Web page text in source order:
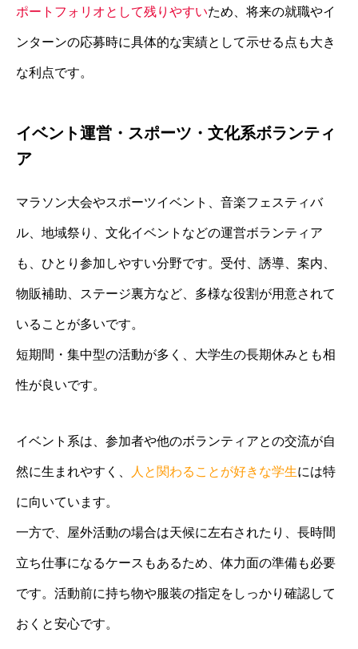
ポートフォリオとして残りやすいため、将来の就職やイ
ンターンの応募時に具体的な実績として示せる点も大き
な利点です。
イベント運営・スポーツ・文化系ボランティ
ア
マラソン大会やスポーツイベント、音楽フェスティバ
ル、地域祭り、文化イベントなどの運営ボランティア
も、ひとり参加しやすい分野です。受付、誘導、案内、
物販補助、ステージ裏方など、多様な役割が用意されて
いることが多いです。
短期間・集中型の活動が多く、大学生の長期休みとも相
性が良いです。
イベント系は、参加者や他のボランティアとの交流が自
然に生まれやすく、 人と関わることが好きな学生には特
に向いています。
一方で、屋外活動の場合は天候に左右されたり、長時間
立ち仕事になるケースもあるため、体力面の準備も必要
です。活動前に持ち物や服装の指定をしっかり確認して
おくと安心です。